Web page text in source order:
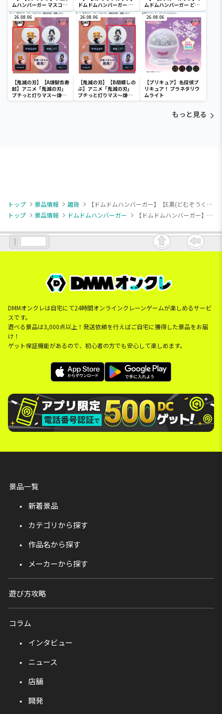
ムハンバーガー マスコッ
ト付きポーチ
ドムドムハンバーガー ど
むぞうくん カップ型ポー
チ
ムドムハンバーガー どむ
ぞうくん カップ型ポーチ
26.08.06
【鬼滅の刃】【A煉獄杏寿
郎】アニメ「鬼滅の刃」
プチっと灯りマス～煉獄
杏寿郎・胡蝶しのぶ～
26.08.06
【鬼滅の刃】【B胡蝶しの
ぶ】アニメ「鬼滅の刃」
プチっと灯りマス～煉獄
杏寿郎・胡蝶しのぶ～
26.08.06
【プリキュア】名探偵プ
リキュア！ プラネタリウ
ムライト
もっと見る
トップ 景品情報 雑貨
【ドムドムハンバーガー】【E黒(どむぞうくん)】ドムドムハンバーガー ウォレット付きスマホショルダーポーチ
トップ
景品情報 ドムドムハンバーガー 【ドムドムハンバーガー】【E黒(どむぞうくん)】ドムドムハンバーガー ウォレット付きスマホショルダーポーチ
DMMオンクレは自宅にて24時間オンラインクレーンゲームが楽しめるサービ
スです。
遊べる景品は3,000点以上！発送依頼を行えばご自宅に獲得した景品をお届
け！
ゲット保証機能があるので、初心者の方でも安心して楽しめます。
景品一覧
新着景品
カテゴリから探す
作品名から探す
メーカーから探す
遊び方攻略
コラム
インタビュー
ニュース
店舗
開発